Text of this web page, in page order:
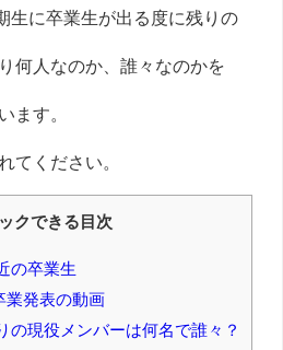
生に卒業生が出る度に残りの
何人なのか、誰々なのかを
ます。
てください。
クできる目次
の卒業生
業発表の動画
の現役メンバーは何名で誰々？